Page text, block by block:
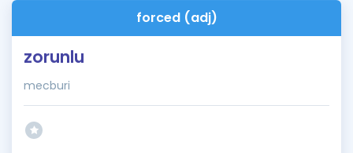
forced (adj)
zorunlu
mecburi